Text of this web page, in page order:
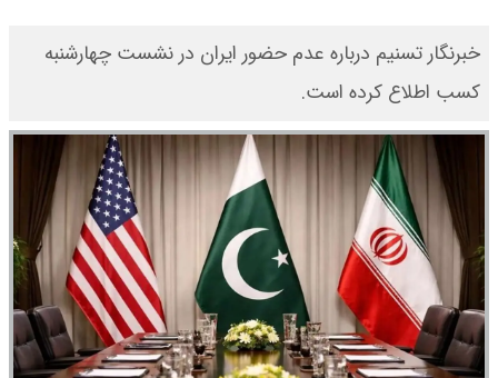
خبرنگار تسنیم درباره عدم حضور ایران در نشست چهارشنبه
کسب اطلاع کرده است.